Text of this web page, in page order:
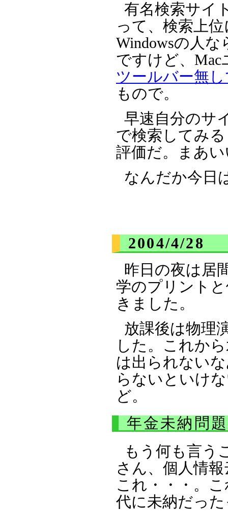
有名検索サイ
って、検索上
Windowsの人な
ですけど、
ツールバー無
もので。
早速自分のサ
で検索してみ
評価だ。まあ
なんだか今日
2004/4/28
昨日の夜は居
学のプリント
きました。
放課後は物理
した。これか
は出られない
らないといけ
ど。
年金未納問
もう何も言う
さん、個人情
これ・・・。
代に未納だっ